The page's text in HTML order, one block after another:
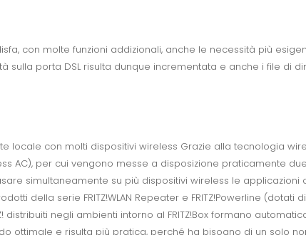
con molte funzioni addizionali, anche le necessità più
sulla porta DSL risulta dunque incrementata e anche i file di
locale con molti dispositivi wireless Grazie alla tecnologia
AC), per cui vengono messe a disposizione praticamente
simultaneamente su più dispositivi wireless le
della serie FRITZ!WLAN Repeater e FRITZ!Powerline (dotati
negli ambienti intorno al FRITZ!Box formano
ottimale e risulta più pratica, perché ha bisogno di un solo